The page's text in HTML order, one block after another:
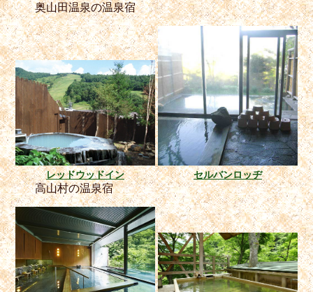
奥山田温泉の温泉宿
レッドウッドイン セルバンロッヂ
高山村の温泉宿